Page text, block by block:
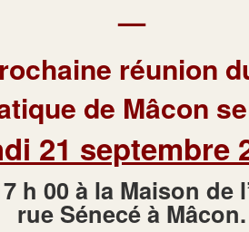
—
réunion
de Mâcon
21 septembre
h 00 à la Maison de
rue Sénecé à Mâcon.